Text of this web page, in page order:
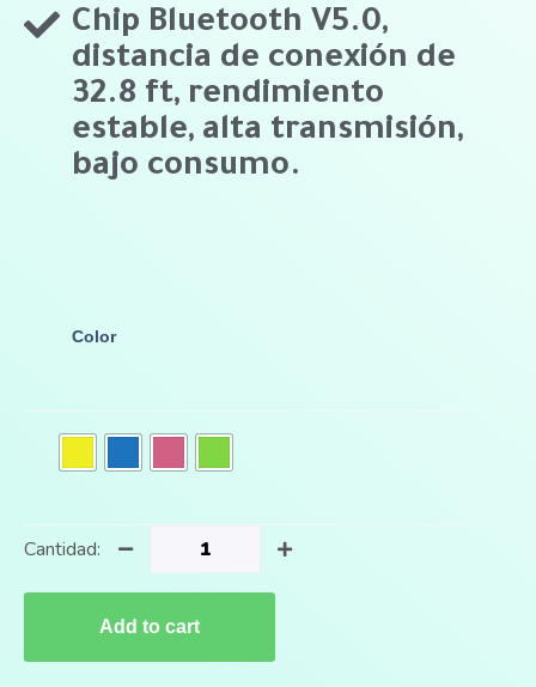
Chip Bluetooth V5.0,
distancia de conexión de
32.8 ft, rendimiento
estable, alta transmisión,
bajo consumo.
Color
Cantidad:
Add to cart